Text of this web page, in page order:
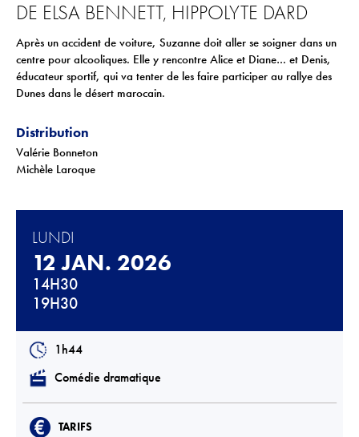
Tarifs
Réservation
Contacts / Accès
Téléchargements
Lettre d'info
DE ELSA BENNETT, HIPPOLYTE DARD
Après un accident de voiture, Suzanne doit aller se soigner dans un
centre pour alcooliques. Elle y rencontre Alice et Diane… et Denis,
éducateur sportif, qui va tenter de les faire participer au rallye des
Dunes dans le désert marocain.
Distribution
Valérie Bonneton
Michèle Laroque
LUNDI
12 JAN. 2026
14H30
19H30
1h44
Comédie dramatique
TARIFS